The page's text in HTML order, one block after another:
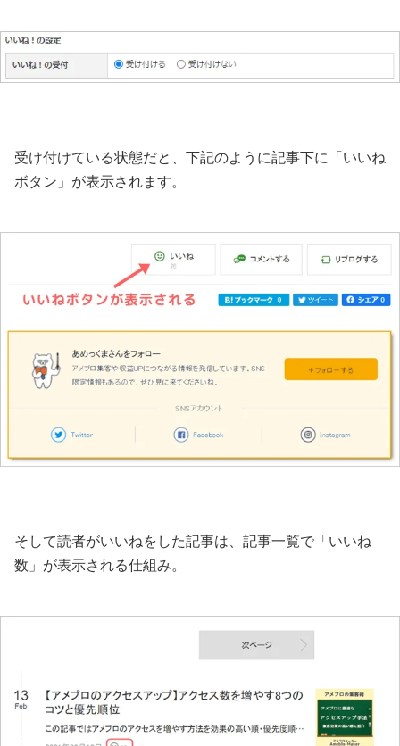
受け付けている状態だと、下記のように記事下に「いいね
ボタン」が表示されます。
そして読者がいいねをした記事は、記事一覧で「いいね
数」が表示される仕組み。